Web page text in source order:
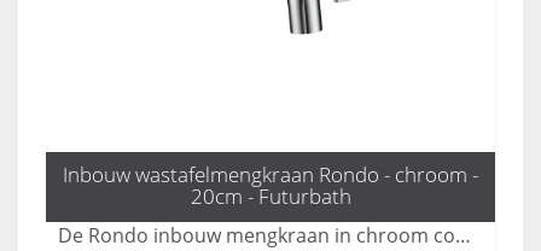
Inbouw wastafelmengkraan Rondo - chroom -
20cm - Futurbath
De Rondo inbouw mengkraan in chroom combineert een minimalistisch ontwerp met elegante functionaliteit, perfect voor moderne badkamers. Deze kraan zorgt voor een stijlvolle uitstraling en optimale gebruikservaring, waardoor uw badkamer een luxe uitstraling krijgt. Met duurzame materialen en een gebruiksvriendelijke bediening is de Rondo een uitstekende keuze voor elke badkamerinrichting.